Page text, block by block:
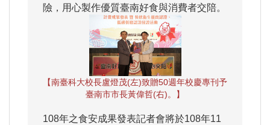
險，用心製作優質臺南好食與消費者交陪。
【南臺科大校長盧燈茂(左)致贈50週年校慶專刊予
臺南市市長黃偉哲(右)。】
108年之食安成果發表記者會將於108年11